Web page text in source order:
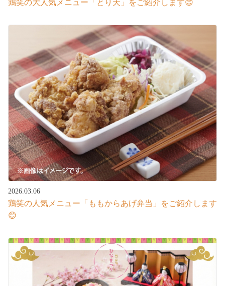
鶏笑の大人気メニュー「とり天」をご紹介します😊
2026.03.06
鶏笑の人気メニュー「ももからあげ弁当」をご紹介します
😊